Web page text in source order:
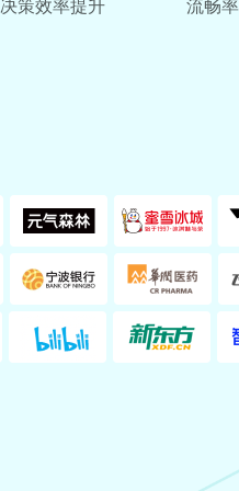
决策效率提升 流畅